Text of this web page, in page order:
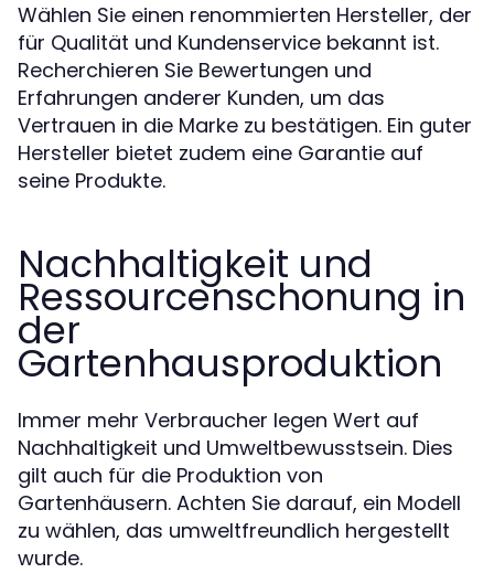
Wählen Sie einen renommierten Hersteller, der
für Qualität und Kundenservice bekannt ist.
Recherchieren Sie Bewertungen und
Erfahrungen anderer Kunden, um das
Vertrauen in die Marke zu bestätigen. Ein guter
Hersteller bietet zudem eine Garantie auf
seine Produkte.
Nachhaltigkeit und
Ressourcenschonung in
der
Gartenhausproduktion
Immer mehr Verbraucher legen Wert auf
Nachhaltigkeit und Umweltbewusstsein. Dies
gilt auch für die Produktion von
Gartenhäusern. Achten Sie darauf, ein Modell
zu wählen, das umweltfreundlich hergestellt
wurde.